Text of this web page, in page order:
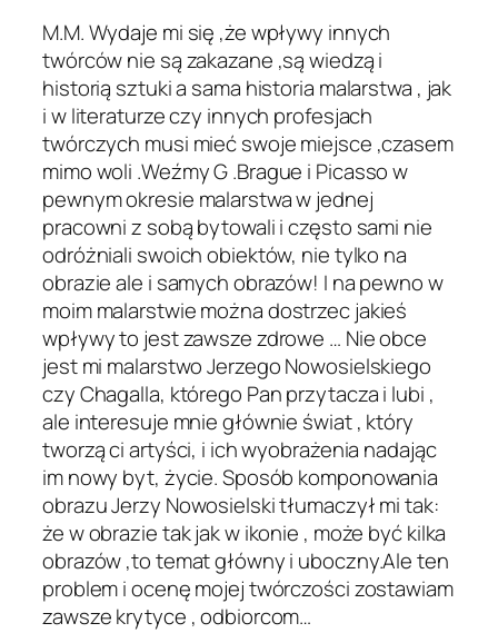
M.M. Wydaje mi się ,że wpływy innych
twórców nie są zakazane ,są wiedzą i
historią sztuki a sama historia malarstwa , jak
i w literaturze czy innych profesjach
twórczych musi mieć swoje miejsce ,czasem
mimo woli .Weźmy G .Brague i Picasso w
pewnym okresie malarstwa w jednej
pracowni z sobą bytowali i często sami nie
odróżniali swoich obiektów, nie tylko na
obrazie ale i samych obrazów! I na pewno w
moim malarstwie można dostrzec jakieś
wpływy to jest zawsze zdrowe … Nie obce
jest mi malarstwo Jerzego Nowosielskiego
czy Chagalla, którego Pan przytacza i lubi ,
ale interesuje mnie głównie świat , który
tworzą ci artyści, i ich wyobrażenia nadając
im nowy byt, życie. Sposób komponowania
obrazu Jerzy Nowosielski tłumaczył mi tak:
że w obrazie tak jak w ikonie , może być kilka
obrazów ,to temat główny i uboczny.Ale ten
problem i ocenę mojej twórczości zostawiam
zawsze krytyce , odbiorcom…